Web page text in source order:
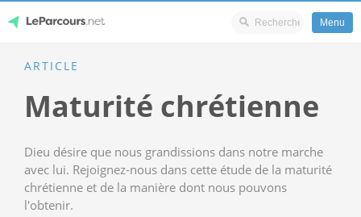
content
LeParcours.net
Menu
ARTICLE
Maturité chrétienne
Dieu désire que nous grandissions dans notre marche
avec lui. Rejoignez-nous dans cette étude de la maturité
chrétienne et de la manière dont nous pouvons
l'obtenir.